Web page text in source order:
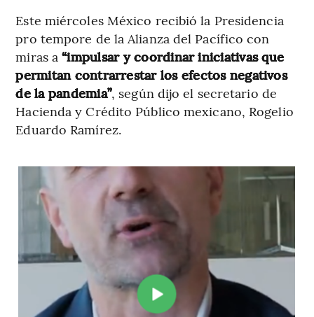
Este miércoles México recibió la Presidencia
pro tempore de la Alianza del Pacífico con
miras a“impulsar y coordinar iniciativas que
permitan contrarrestar los efectos negativos
de la pandemia”, según dijo el secretario de
Hacienda y Crédito Público mexicano, Rogelio
Eduardo Ramírez.